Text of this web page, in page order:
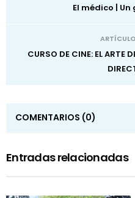
El médico |
CURSO DE CINE: EL ARTE
COMENTARIOS (0)
Entradas relacionadas